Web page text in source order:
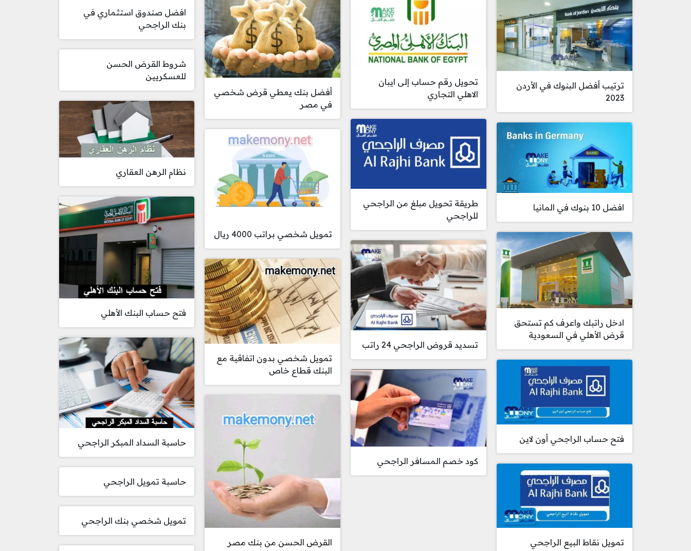
ترتيب أفضل البنوك في الأردن
2023
افضل 10 بنوك في المانيا
ادخل راتبك واعرف كم تستحق
قرض الأهلي في السعودية
فتح حساب الراجحي أون لاين
تمويل نقاط البيع الراجحي
تحويل رقم حساب إلى ايبان
الاهلي التجاري
طريقة تحويل مبلغ من الراجحي
للراجحي
تسديد قروض الراجحي 24 راتب
كود خصم المسافر الراجحي
أفضل بنك يعطي قرض شخصي
في مصر
تمويل شخصي براتب 4000 ريال
تمويل شخصي بدون اتفاقية مع
البنك قطاع خاص
القرض الحسن من بنك مصر
افضل صندوق استثماري في
بنك الراجحي
شروط القرض الحسن
للعسكريين
نظام الرهن العقاري
فتح حساب البنك الأهلي
حاسبة السداد المبكر الراجحي
حاسبة تمويل الراجحي
تمويل شخصي بنك الراجحي